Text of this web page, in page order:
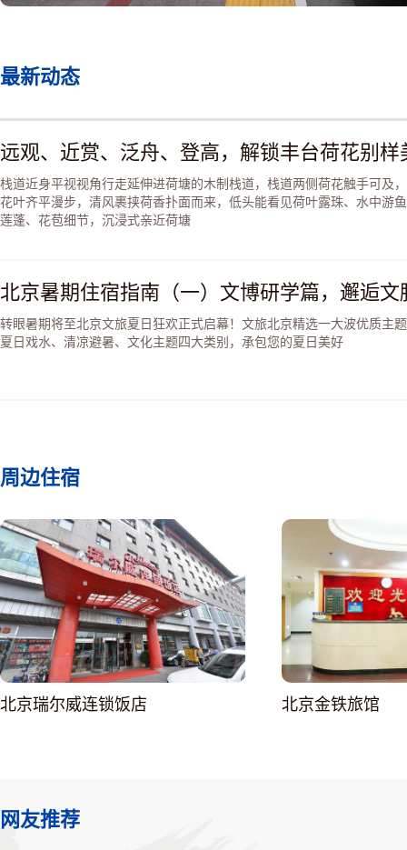
最新动态
远观、近赏、泛舟、登高，解锁丰台荷花别样
栈道近身平视视角行走延伸进荷塘的木制栈道，栈道两侧荷花触手可及
花叶齐平漫步，清风裹挟荷香扑面而来，低头能看见荷叶露珠、水中游
莲蓬、花苞细节，沉浸式亲近荷塘
北京暑期住宿指南（一）文博研学篇，邂逅文
转眼暑期将至北京文旅夏日狂欢正式启幕！文旅北京精选一大波优质主
夏日戏水、清凉避暑、文化主题四大类别，承包您的夏日美好
周边住宿
北京瑞尔威连锁饭店 北京金铁旅馆
网友推荐